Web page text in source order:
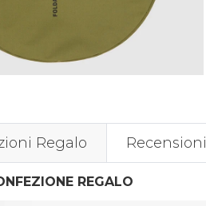
Regalo Recensioni
REGALO